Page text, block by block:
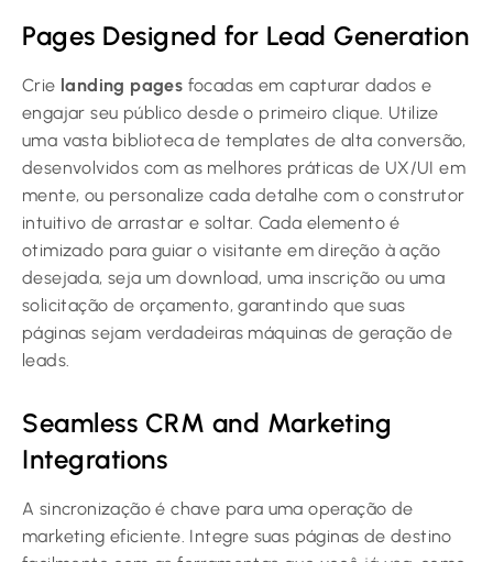
Pages Designed for Lead Generation
Crie landing pages focadas em capturar dados e
engajar seu público desde o primeiro clique. Utilize
uma vasta biblioteca de templates de alta conversão,
desenvolvidos com as melhores práticas de UX/UI em
mente, ou personalize cada detalhe com o construtor
intuitivo de arrastar e soltar. Cada elemento é
otimizado para guiar o visitante em direção à ação
desejada, seja um download, uma inscrição ou uma
solicitação de orçamento, garantindo que suas
páginas sejam verdadeiras máquinas de geração de
leads.
Seamless CRM and Marketing
Integrations
A sincronização é chave para uma operação de
marketing eficiente. Integre suas páginas de destino